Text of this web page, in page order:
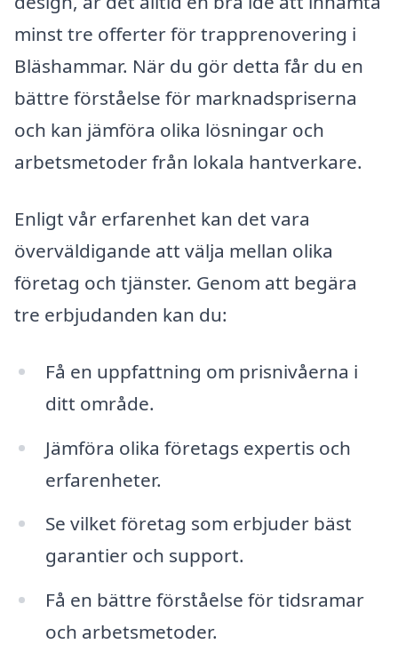
minst tre offerter för trapprenovering i
Bläshammar. När du gör detta får du en
bättre förståelse för marknadspriserna
och kan jämföra olika lösningar och
arbetsmetoder från lokala hantverkare.
Enligt vår erfarenhet kan det vara
överväldigande att välja mellan olika
företag och tjänster. Genom att begära
tre erbjudanden kan du:
Få en uppfattning om prisnivåerna i
ditt område.
Jämföra olika företags expertis och
erfarenheter.
Se vilket företag som erbjuder bäst
garantier och support.
Få en bättre förståelse för tidsramar
och arbetsmetoder.